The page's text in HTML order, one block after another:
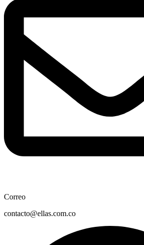
Correo
contacto@ellas.com.co